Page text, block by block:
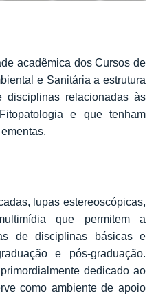
acadêmica dos Cursos de
e Sanitária a estrutura
disciplinas relacionadas às
e que tenham
lupas estereoscópicas,
que permitem a
de disciplinas básicas e
e pós-graduação.
dedicado ao
como ambiente de apoio